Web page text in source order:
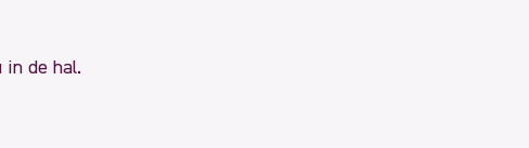
de hal.